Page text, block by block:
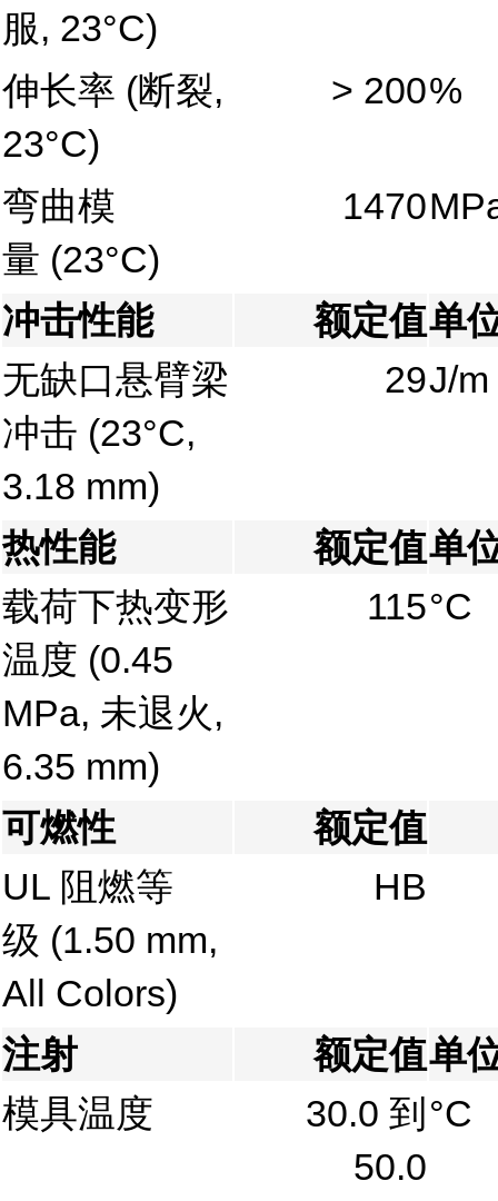
服, 23°C)
伸长率 (断裂,
23°C)
> 200%
弯曲模
量 (23°C)
1470
冲击性能 额定值单
无缺口悬臂梁
冲击 (23°C,
3.18 mm)
29J/m
热性能 额定值单
载荷下热变形
温度 (0.45
MPa, 未退火,
6.35 mm)
115°C
可燃性
额定值
UL 阻燃等
级 (1.50 mm,
All Colors)
HB
注射 额定值单
模具温度
30.0 到
50.0
°C